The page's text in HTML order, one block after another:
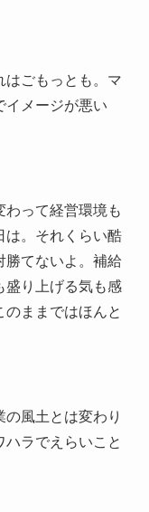
はごもっとも。マ
イメージが悪い
わって経営環境も
は。それくらい酷
勝てないよ。補給
盛り上げる気も感
のままではほんと
風土とは変わり
ハラでえらいこと